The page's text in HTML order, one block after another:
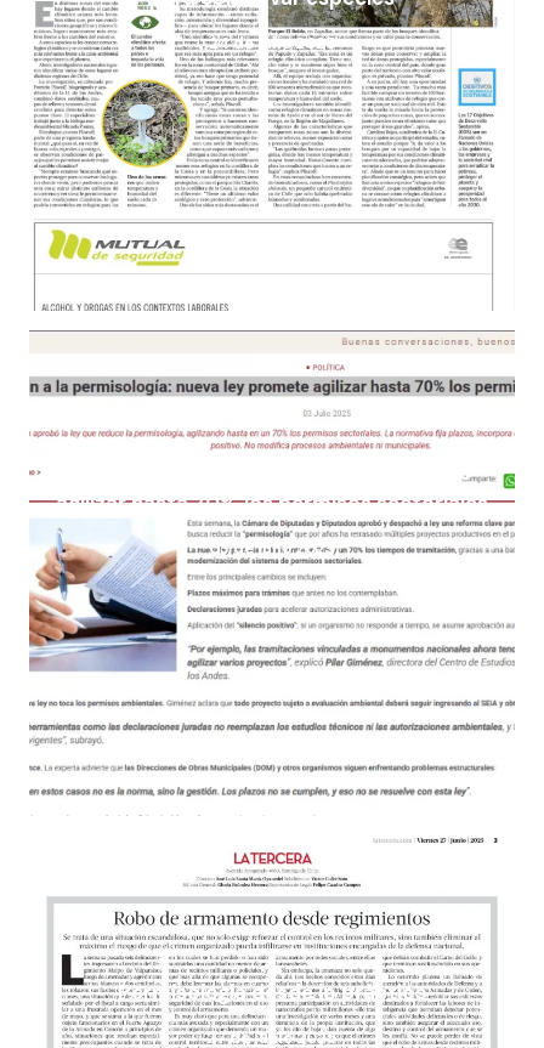
24 de julio 2025
Fin a la permisología: nueva ley promete
agilizar hasta 70% los permisos sectoriales
03 de julio 2025
Permisología desde lo práctico
27 de junio 2025